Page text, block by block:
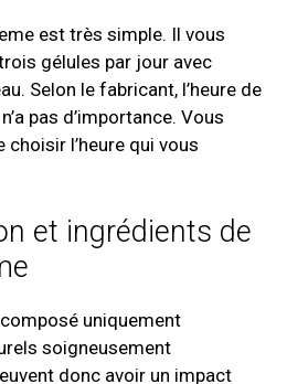
est très simple. Il vous
gélules par jour avec
Selon le fabricant, l’heure de
pas d’importance. Vous
l’heure qui vous
et ingrédients de
uniquement
soigneusement
donc avoir un impact